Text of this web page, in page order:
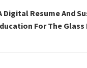
Resume And
For The